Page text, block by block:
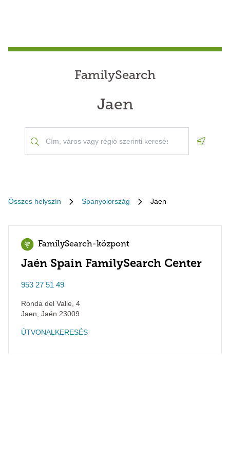
FamilySearch
Jaen
Összes helyszín Spanyolország Jaen
FamilySearch-központ
Jaén Spain FamilySearch Center
953 27 51 49
Ronda del Valle, 4
Jaen Jaén 23009
ÚTVONALKERESÉS